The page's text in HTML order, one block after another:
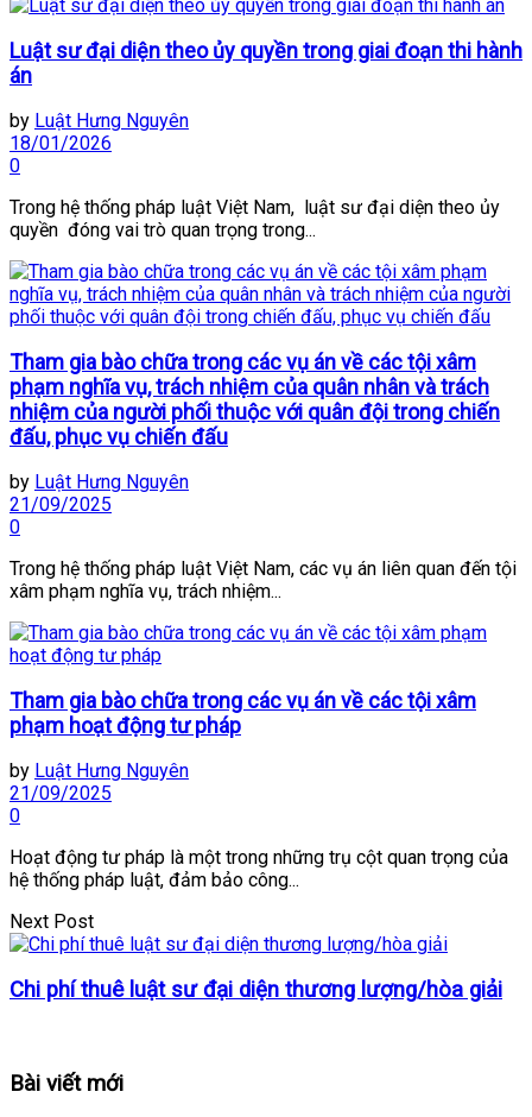
Luật sư đại diện theo ủy quyền trong giai đoạn thi hành
án
by Luật Hưng Nguyên
18/01/2026
0
Trong hệ thống pháp luật Việt Nam, luật sư đại diện theo ủy
quyền đóng vai trò quan trọng trong...
Tham gia bào chữa trong các vụ án về các tội xâm
phạm nghĩa vụ, trách nhiệm của quân nhân và trách
nhiệm của người phối thuộc với quân đội trong chiến
đấu, phục vụ chiến đấu
by Luật Hưng Nguyên
21/09/2025
0
Trong hệ thống pháp luật Việt Nam, các vụ án liên quan đến tội
xâm phạm nghĩa vụ, trách nhiệm...
Tham gia bào chữa trong các vụ án về các tội xâm
phạm hoạt động tư pháp
by Luật Hưng Nguyên
21/09/2025
0
Hoạt động tư pháp là một trong những trụ cột quan trọng của
hệ thống pháp luật, đảm bảo công...
Next Post
Chi phí thuê luật sư đại diện thương lượng/hòa giải
Bài viết mới